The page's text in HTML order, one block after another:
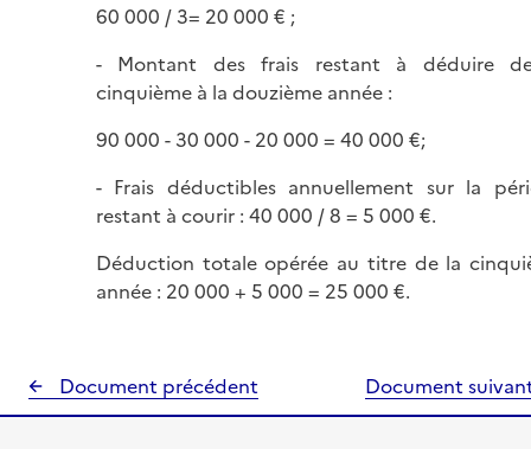
60 000 / 3= 20 000 € ;
- Montant des frais restant à déduire
cinquième à la douzième année :
90 000 - 30 000 - 20 000 = 40 000 €;
- Frais déductibles annuellement sur la
restant à courir : 40 000 / 8 = 5 000 €.
Déduction totale opérée au titre de la
année : 20 000 + 5 000 = 25 000 €.
Document précédent Document